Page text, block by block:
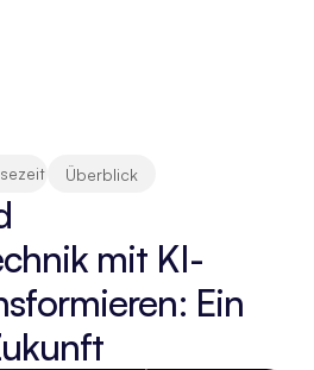
Überblick
mit KI-
Ein